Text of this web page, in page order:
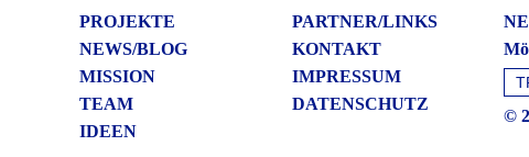
PROJEKTE
NEWS/BLOG
MISSION
TEAM
IDEEN
PARTNER/LINKS
KONTAKT
IMPRESSUM
DATENSCHUTZ
©